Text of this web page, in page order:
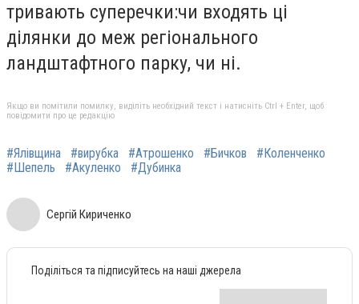
тривають суперечки:чи входять ці
ділянки до меж регіонального
ландштафтного парку, чи ні.
Якщо ви помітили помилку, виділіть необхідний текст і натисніть Ctrl + Enter, щоб
повідомити про це редакцію
#Ялівщина #вирубка #Атрошенко #Бичков
#Коленченко
#Шепель
#Акуленко #Дубинка
Сергій Кириченко
Поділіться та підписуйтесь на наші джерела